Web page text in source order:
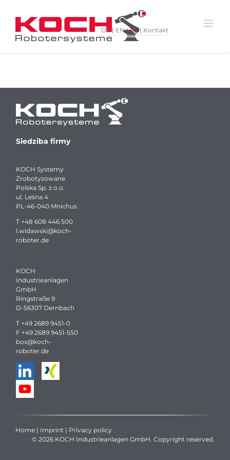
content
DE| EN|PL| Kontakt
Siedziba firmy
KOCH Systemy
Zrobotyzowane
Polska Sp. z o.o.
ul. Leśna 4
PL-46-040 Mnichus
T +48 608 446 500
l.widawski@koch-
roboter.de
KOCH
Industrieanlagen
GmbH
Ringstraße 9
D-56307 Dernbach
T +49 2689 9451-0
F +49 2689 9451-550
box@koch-
roboter.de
Home | Imprint | Privacy policy
© 2026 KOCH Industrieanlagen GmbH. Copyright reserved.